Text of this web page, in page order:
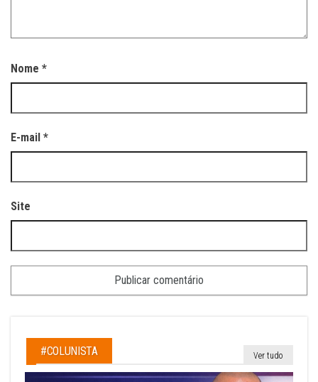
Nome *
E-mail *
Site
#COLUNISTA Ver tudo